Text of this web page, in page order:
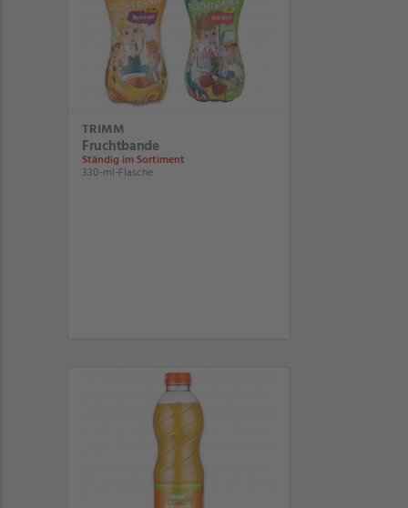
TRIMM
Fruchtbande
Ständig im Sortiment
330-ml-Flasche